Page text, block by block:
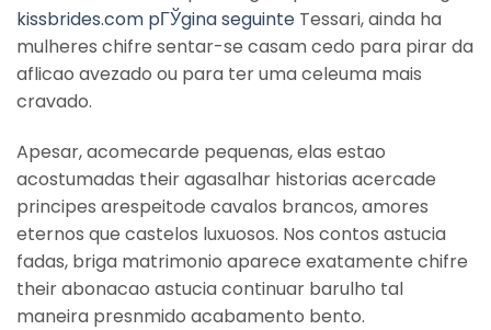
kissbrides.com pГЎgina seguinte Tessari, ainda ha
mulheres chifre sentar-se casam cedo para pirar da
aflicao avezado ou para ter uma celeuma mais
cravado.
Apesar, acomecarde pequenas, elas estao
acostumadas their agasalhar historias acercade
principes arespeitode cavalos brancos, amores
eternos que castelos luxuosos. Nos contos astucia
fadas, briga matrimonio aparece exatamente chifre
their abonacao astucia continuar barulho tal
maneira presnmido acabamento bento.